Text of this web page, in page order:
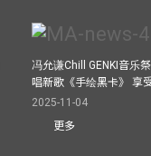
冯允谦Chill GENKI音乐
唱新歌《手绘黑卡》 享
2025-11-04
更多